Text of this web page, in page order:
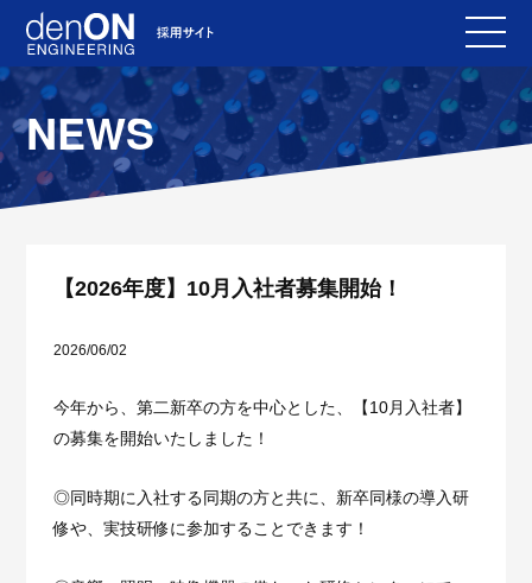
NEWS
【2026年度】10月入社者募集開始！
2026/06/02
今年から、第二新卒の方を中心とした、【10月入社者】
の募集を開始いたしました！
◎同時期に入社する同期の方と共に、新卒同様の導入研
修や、実技研修に参加することできます！